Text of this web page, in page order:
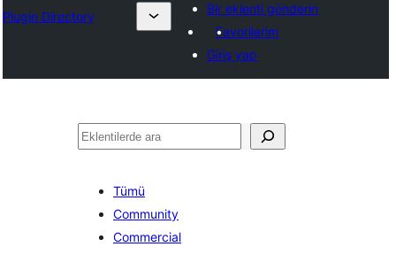
Plugin Directory
Bir eklenti gönderin
Favorilerim
Giriş yap
Ara
Tümü
Community
Commercial